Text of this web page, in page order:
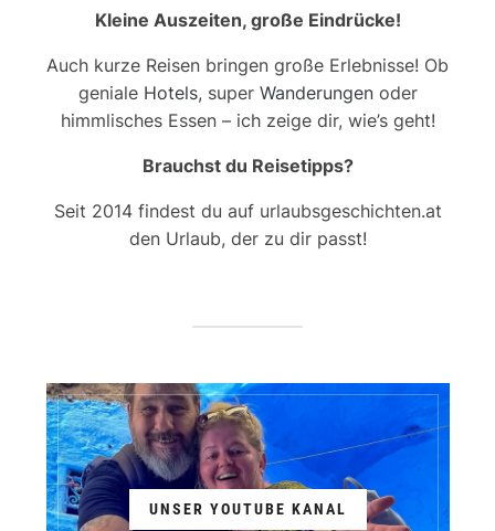
Kleine Auszeiten, große Eindrücke!
Auch kurze Reisen bringen große Erlebnisse! Ob
geniale Hotels, super Wanderungenoder
himmlisches Essen – ich zeige dir, wie’s geht!
Brauchst du Reisetipps?
Seit 2014 findest du auf urlaubsgeschichten.at
den Urlaub, der zu dir passt!
UNSER YOUTUBE KANAL